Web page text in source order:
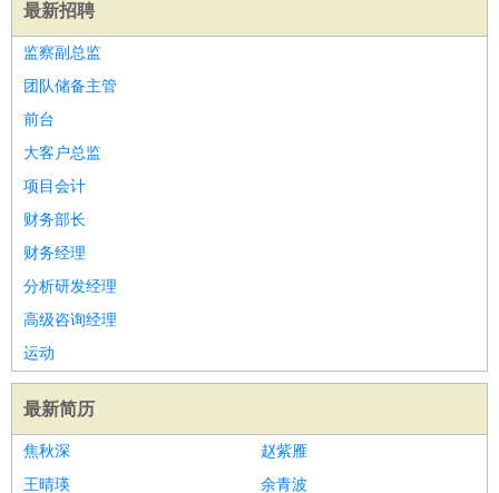
最新招聘
监察副总监
团队储备主管
前台
大客户总监
项目会计
财务部长
财务经理
分析研发经理
高级咨询经理
运动
最新简历
焦秋深
赵紫雁
王晴瑛
余青波